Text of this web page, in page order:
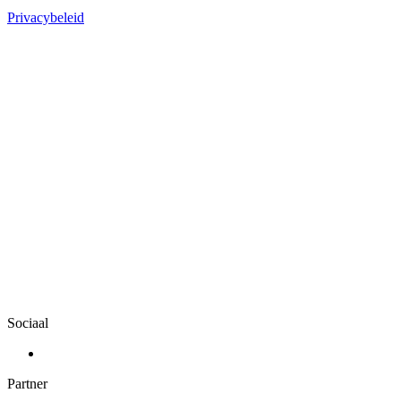
Privacybeleid
Sociaal
Partner